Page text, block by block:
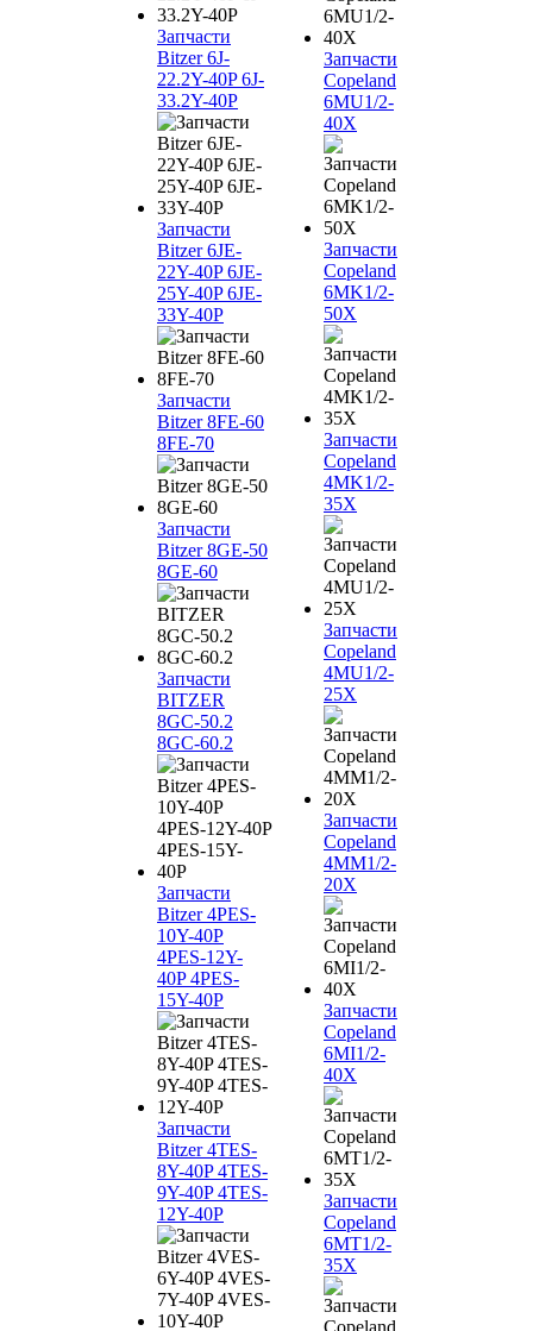
Запчасти
Bitzer 6J-
22.2Y-40P 6J-
33.2Y-40P
Запчасти
Bitzer 6JE-
22Y-40P 6JE-
25Y-40P 6JE-
33Y-40P
Запчасти
Bitzer 8FE-60
8FE-70
Запчасти
Bitzer 8GE-50
8GE-60
Запчасти
BITZER
8GC-50.2
8GC-60.2
Запчасти
Bitzer 4PES-
10Y-40P
4PES-12Y-
40P 4PES-
15Y-40P
Запчасти
Bitzer 4TES-
8Y-40P 4TES-
9Y-40P 4TES-
12Y-40P
Запчасти
Copeland
6MU1/2-
40X
Запчасти
Copeland
6MK1/2-
50X
Запчасти
Copeland
4MK1/2-
35X
Запчасти
Copeland
4MU1/2-
25X
Запчасти
Copeland
4MM1/2-
20X
Запчасти
Copeland
6MI1/2-
40X
Запчасти
Copeland
6MT1/2-
35X